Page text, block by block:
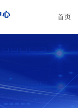
首页